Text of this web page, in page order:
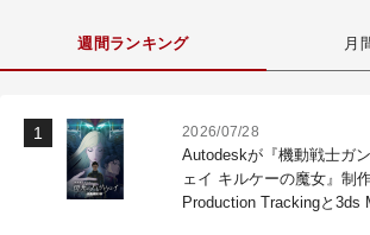
週間ランキング 月
2026/07/28
Autodeskが『機動戦士ガ
ェイ キルケーの魔女』制
Production Trackingと3ds